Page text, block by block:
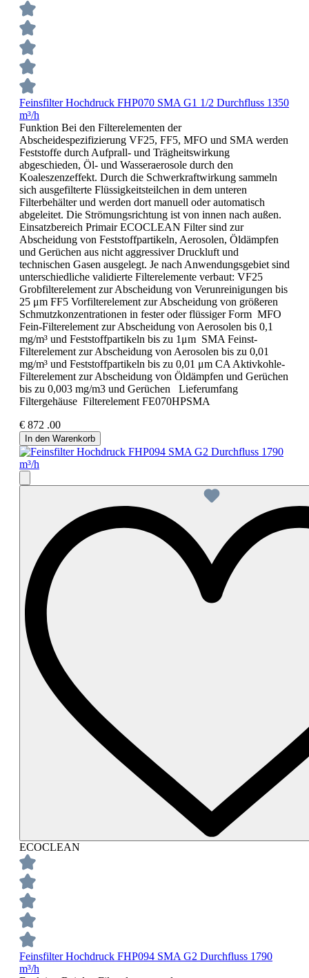
Feinsfilter Hochdruck FHP070 SMA G1 1/2 Durchfluss 1350
m³/h
Funktion Bei den Filterelementen der
Abscheidespezifizierung VF25, FF5, MFO und SMA werden
Feststoffe durch Aufprall- und Trägheitswirkung
abgeschieden, Öl- und Wasseraerosole durch den
Koaleszenzeffekt. Durch die Schwerkraftwirkung sammeln
sich ausgefilterte Flüssigkeitsteilchen in dem unteren
Filterbehälter und werden dort manuell oder automatisch
abgeleitet. Die Strömungsrichtung ist von innen nach außen.
Einsatzbereich Primair ECOCLEAN Filter sind zur
Abscheidung von Feststoffpartikeln, Aerosolen, Öldämpfen
und Gerüchen aus nicht aggressiver Druckluft und
technischen Gasen ausgelegt. Je nach Anwendungsgebiet sind
unterschiedliche validierte Filterelemente verbaut: VF25
Grobfilterelement zur Abscheidung von Verunreinigungen bis
25 μm FF5 Vorfilterelement zur Abscheidung von größeren
Schmutzkonzentrationen in fester oder flüssiger Form MFO
Fein-Filterelement zur Abscheidung von Aerosolen bis 0,1
mg/m³ und Feststoffpartikeln bis zu 1μm SMA Feinst-
Filterelement zur Abscheidung von Aerosolen bis zu 0,01
mg/m³ und Feststoffpartikeln bis zu 0,01 μm CA Aktivkohle-
Filterelement zur Abscheidung von Öldämpfen und Gerüchen
bis zu 0,003 mg/m3 und Gerüchen Lieferumfang
Filtergehäuse Filterelement FE070HPSMA
€ 872 .00
In den Warenkorb
ECOCLEAN
Feinsfilter Hochdruck FHP094 SMA G2 Durchfluss 1790
m³/h